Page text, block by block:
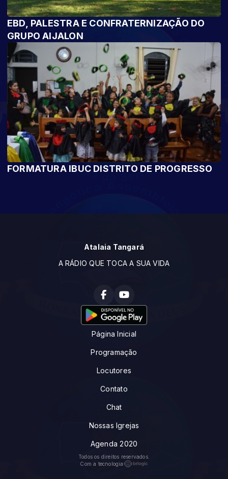
EBD, PALESTRA E CONFRATERNIZAÇÃO DO
GRUPO AIJALON
FORMATURA IBUC DISTRITO DE PROGRESSO
Atalaia Tangará
A RÁDIO QUE TOCA A SUA VIDA
Página Inicial
Programação
Locutores
Contato
Chat
Nossas Igrejas
Agenda 2020
Todos os direitos reservados.
Com a tecnologia